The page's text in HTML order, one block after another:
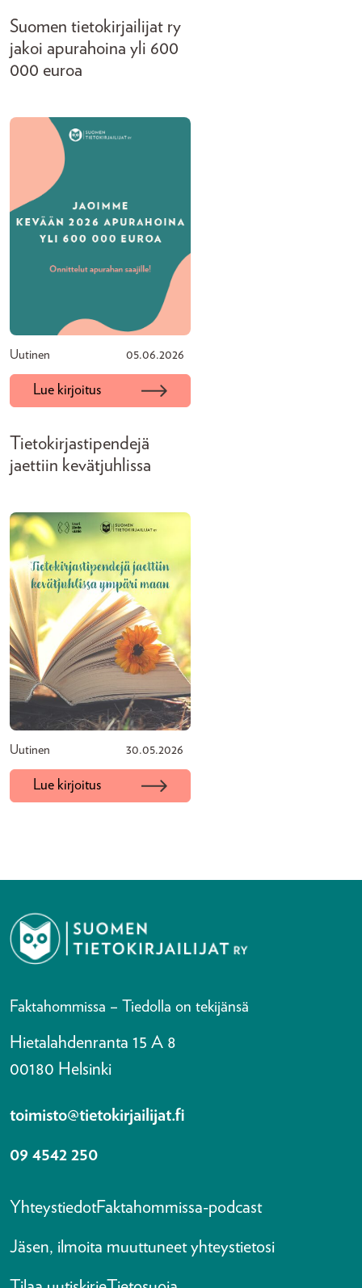
Suomen tietokirjailijat ry
jakoi apurahoina yli 600
000 euroa
Uutinen 05.06.2026
Lue kirjoitus
Tietokirjastipendejä
jaettiin kevätjuhlissa
Uutinen 30.05.2026
Lue kirjoitus
Faktahommissa – Tiedolla on tekijänsä
Hietalahdenranta 15 A 8
00180 Helsinki
toimisto@tietokirjailijat.fi
09 4542 250
YhteystiedotFaktahommissa-podcast
Jäsen, ilmoita muuttuneet yhteystietosi